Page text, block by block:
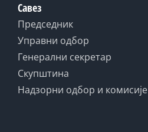
Савез
Председник
Управни одбор
Генерални секретар
Скупштина
Надзорни одбор и комисије